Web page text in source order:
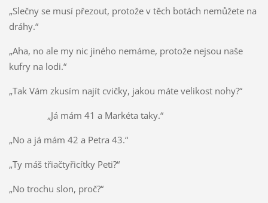
„Slečny se musí přezout, protože v těch botách nemůžete na
dráhy.“
„Aha, no ale my nic jiného nemáme, protože nejsou naše
kufry na lodi.“
„Tak Vám zkusím najít cvičky, jakou máte velikost nohy?“
„Já mám 41 a Markéta taky.“
„No a já mám 42 a Petra 43.“
„Ty máš třiačtyřicítky Peti?“
„No trochu slon, proč?“